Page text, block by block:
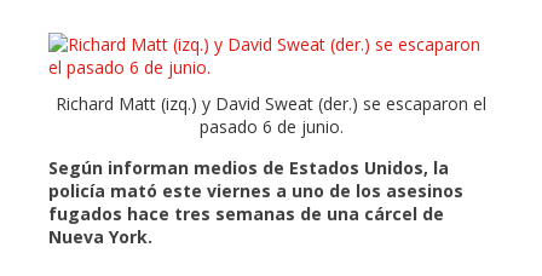
Richard Matt (izq.) y David Sweat (der.) se escaparon el
pasado 6 de junio.
Según informan medios de Estados Unidos, la
policía mató este viernes a uno de los asesinos
fugados hace tres semanas de una cárcel de
Nueva York.